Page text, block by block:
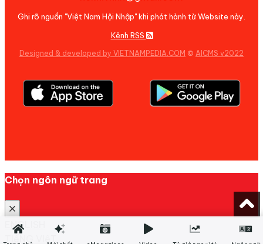
Ghi rõ nguồn "Việt Nam Hội Nhập" khi phát hành từ Website này.
Kênh RSS
Designed & developed by VIETNAMPEDIA.COM © AICMS v2022
Chọn ngôn ngữ trang
ENGLISH